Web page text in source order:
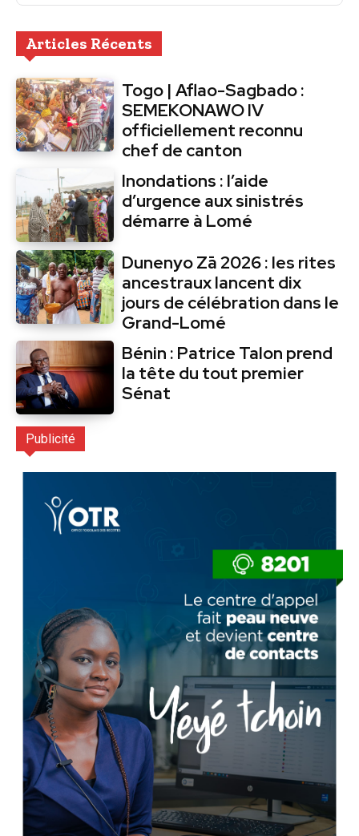
Articles Récents
Togo | Aflao-Sagbado :
SEMEKONAWO IV
officiellement reconnu
chef de canton
Inondations : l’aide
d’urgence aux sinistrés
démarre à Lomé
Dunenyo Zā 2026 : les rites
ancestraux lancent dix
jours de célébration dans le
Grand-Lomé
Bénin : Patrice Talon prend
la tête du tout premier
Sénat
Publicité